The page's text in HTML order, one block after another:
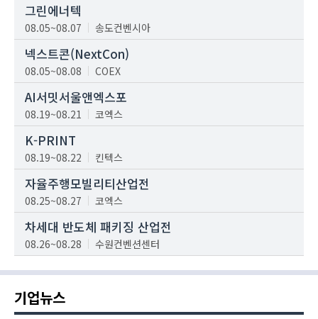
그린에너텍
08.05~08.07 송도컨벤시아
넥스트콘(NextCon)
08.05~08.08 COEX
AI서밋서울앤엑스포
08.19~08.21 코엑스
K-PRINT
08.19~08.22 킨텍스
자율주행모빌리티산업전
08.25~08.27 코엑스
차세대 반도체 패키징 산업전
08.26~08.28 수원컨벤션센터
기업뉴스